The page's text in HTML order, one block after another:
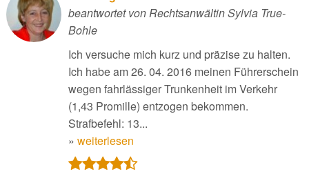
beantwortet von Rechtsanwältin Sylvia True-
Bohle
Ich versuche mich kurz und präzise zu halten.
Ich habe am 26. 04. 2016 meinen Führerschein
wegen fahrlässiger Trunkenheit im Verkehr
(1,43 Promille) entzogen bekommen.
Strafbefehl: 13...
» weiterlesen